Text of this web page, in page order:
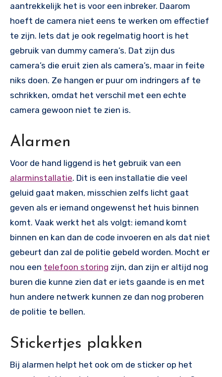
aantrekkelijk het is voor een inbreker. Daarom
hoeft de camera niet eens te werken om effectief
te zijn. Iets dat je ook regelmatig hoort is het
gebruik van dummy camera’s. Dat zijn dus
camera’s die eruit zien als camera’s, maar in feite
niks doen. Ze hangen er puur om indringers af te
schrikken, omdat het verschil met een echte
camera gewoon niet te zien is.
Alarmen
Voor de hand liggend is het gebruik van een
alarminstallatie. Dit is een installatie die veel
geluid gaat maken, misschien zelfs licht gaat
geven als er iemand ongewenst het huis binnen
komt. Vaak werkt het als volgt: iemand komt
binnen en kan dan de code invoeren en als dat niet
gebeurt dan zal de politie gebeld worden. Mocht er
nou een telefoon storing zijn, dan zijn er altijd nog
buren die kunne zien dat er iets gaande is en met
hun andere netwerk kunnen ze dan nog proberen
de politie te bellen.
Stickertjes plakken
Bij alarmen helpt het ook om de sticker op het